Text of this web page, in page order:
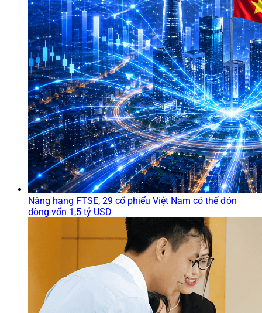
Nâng hạng FTSE, 29 cổ phiếu Việt Nam có thể đón
dòng vốn 1,5 tỷ USD